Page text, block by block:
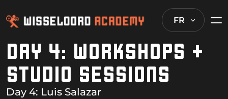
FR
DAY 4: WORKSHOPS +
STUDIO SESSIONS
Day 4: Luis Salazar